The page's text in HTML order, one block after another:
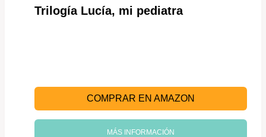
Trilogía Lucía, mi pediatra
COMPRAR EN AMAZON
MÁS INFORMACIÓN